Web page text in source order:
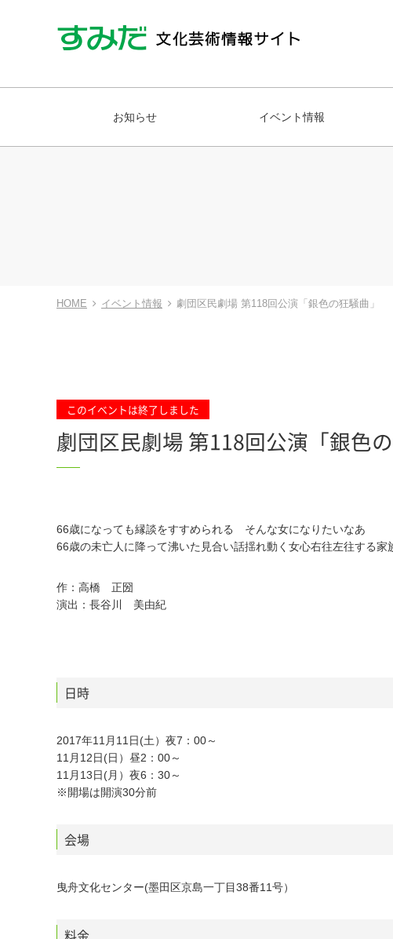
お知らせ イベント情報
HOME イベント情報 劇団区民劇場 第118回公演「銀色の狂騒曲」
このイベントは終了しました
劇団区民劇場 第118回公演「銀色の
66歳になっても縁談をすすめられる そんな女になりたいなあ
66歳の未亡人に降って沸いた見合い話揺れ動く女心右往左往する家
作：高橋 正圀
演出：長谷川 美由紀
日時
2017年11月11日(土）夜7：00～
11月12日(日）昼2：00～
11月13日(月）夜6：30～
※開場は開演30分前
会場
曳舟文化センター(墨田区京島一丁目38番11号）
料金